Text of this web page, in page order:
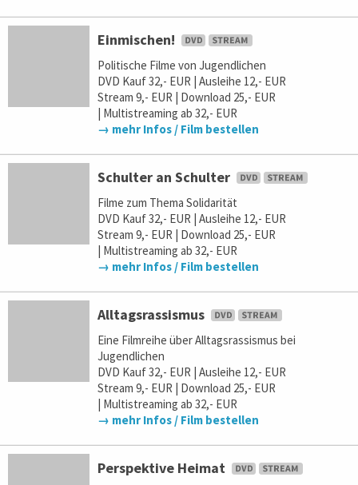
Einmischen!
Politische Filme von Jugendlichen
DVD Kauf 32,- EUR | Ausleihe 12,- EUR
Stream 9,- EUR | Download 25,- EUR
| Multistreaming ab 32,- EUR
→ mehr Infos / Film bestellen
Schulter an Schulter
Filme zum Thema Solidarität
DVD Kauf 32,- EUR | Ausleihe 12,- EUR
Stream 9,- EUR | Download 25,- EUR
| Multistreaming ab 32,- EUR
→ mehr Infos / Film bestellen
Alltagsrassismus
Eine Filmreihe über Alltagsrassismus bei
Jugendlichen
DVD Kauf 32,- EUR | Ausleihe 12,- EUR
Stream 9,- EUR | Download 25,- EUR
| Multistreaming ab 32,- EUR
→ mehr Infos / Film bestellen
Perspektive Heimat